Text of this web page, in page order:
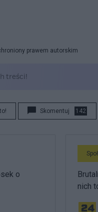
prawem autorskim
Skomentuj 142
o
nich